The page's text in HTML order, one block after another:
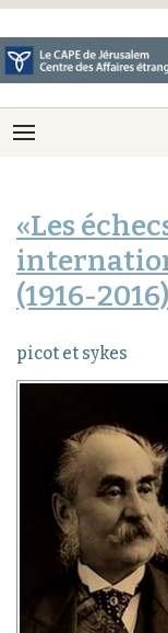
«Les
(1916-2016)
picot et sykes